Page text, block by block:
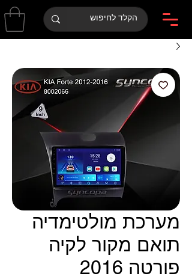
מערכת מולטימדיה
תואם מקור לקיה
פורטה 2016